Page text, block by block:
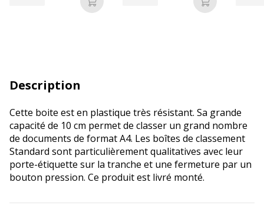
Ajouter au panier Ajouter au
Description
Cette boite est en plastique très résistant. Sa grande
capacité de 10 cm permet de classer un grand nombre
de documents de format A4. Les boîtes de classement
Standard sont particulièrement qualitatives avec leur
porte-étiquette sur la tranche et une fermeture par un
bouton pression. Ce produit est livré monté.